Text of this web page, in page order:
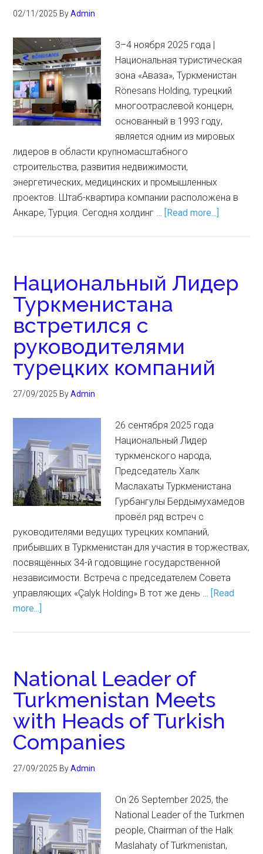
02/11/2025 ByAdmin
3–4 ноября 2025 года |
Национальная туристическая
зона «Аваза», Туркменистан
Rönesans Holding, турецкий
многоотраслевой концерн,
основанный в 1993 году,
является одним из мировых
лидеров в области крупномасштабного
строительства, развития недвижимости,
энергетических, медицинских и промышленных
проектов. Штаб-квартира компании расположена в
Анкаре, Турция. Сегодня холдинг … [Read more...]
Национальный Лидер
Туркменистана
встретился с
руководителями
турецких компаний
27/09/2025 ByAdmin
26 сентября 2025 года
Национальный Лидер
туркменского народа,
Председатель Халк
Маслахаты Туркменистана
Гурбангулы Бердымухамедов
провёл ряд встреч с
руководителями ведущих турецких компаний,
прибывших в Туркменистан для участия в торжествах,
посвящённых 34-й годовщине государственной
независимости. Встреча с председателем Совета
управляющих «Çalyk Holding» В тот же день … [Read
more...]
National Leader of
Turkmenistan Meets
with Heads of Turkish
Companies
27/09/2025 ByAdmin
On 26 September 2025, the
National Leader of the Turkmen
people, Chairman of the Halk
Maslahaty of Turkmenistan,